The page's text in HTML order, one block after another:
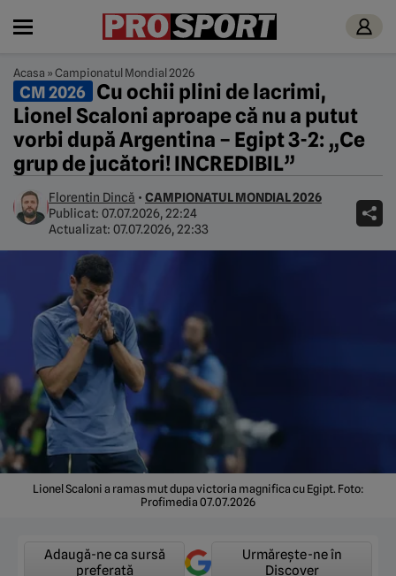
Acasa »Campionatul Mondial 2026
CM 2026
Cu ochii plini de lacrimi,
Lionel Scaloni aproape că nu a putut
vorbi după Argentina – Egipt 3-2: „Ce
grup de jucători! INCREDIBIL”
Florentin Dincă • CAMPIONATUL MONDIAL 2026
Publicat: 07.07.2026, 22:24
Actualizat: 07.07.2026, 22:33
Lionel Scaloni a ramas mut dupa victoria magnifica cu Egipt. Foto:
Profimedia 07.07.2026
Adaugă-ne ca sursă
preferată
Urmărește-ne în
Discover